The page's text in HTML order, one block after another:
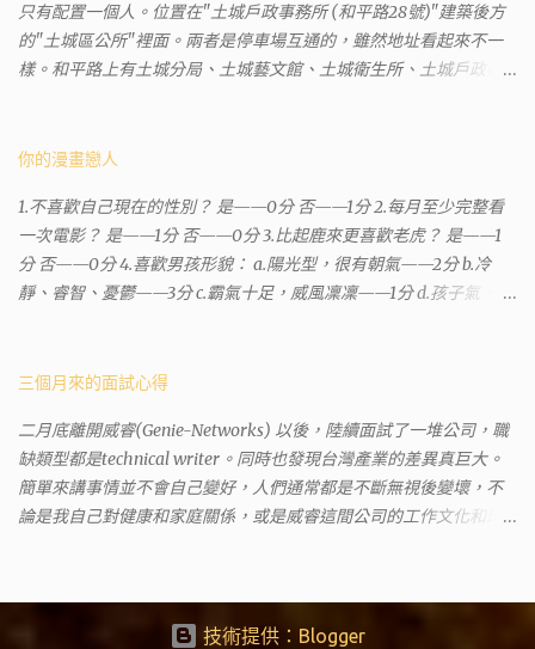
只有配置一個人。位置在"土城戶政事務所 (和平路28號)"建築後方
的"土城區公所"裡面。兩者是停車場互通的，雖然地址看起來不一
樣。和平路上有土城分局、土城藝文館、土城衛生所、土城戶政事
沒有正式的地政事務所，只有地政小而美工作站 ，也已經能處理大
到以後還真嚇了一跳，這一看就有問題。要是我拿著那不被承認、
有問題的幽靈合約恐怕還調不到資源。但我不知道審判時法官會不
會去調閱這些資料。因為沒把握每個法官或檢察官都公正細心，在
案牘勞形中，會願意為了這種小人物受害案件去挖出更大的黑幕。
市板橋地政事務所 )去取得。不過實際到了現場發現還是需要法院的
件的租客。 在這過程中我覺得很像行走於沙漠的求生者，在一個小
綠洲受到指引要繼續往某個方向才能脫離沙漠。當我不幸受到詐騙
的時候，會覺得這社會真的很黑暗，到處都是敗類橫行卻沒有人願
意伸出援手。行政人員對於社會上充滿詐騙被害者也是義憤填膺，
進警局報案卻一籌莫展時，他們是這社會上別的部門裡後來才能支
援你的人。她祝我官司一切順利。 希望政府能把張淑晶一類的惡房
你的漫畫戀人
1.不喜歡自己現在的性別？ 是——0分 否——1分 2.每月至少完整看
一次電影？ 是——1分 否——0分 3.比起鹿來更喜歡老虎？ 是——1
分 否——0分 4.喜歡男孩形貌： a.陽光型，很有朝氣——2分 b.冷
靜、睿智、憂鬱——3分 c.霸氣十足，威風凜凜——1分 d.孩子氣，十
——1分 6.希望戀人的姓氏： a.大眾化——1分 b.罕見，古色古香的複
活動喜歡參加： a.整場籃球比賽——1分 b.打一下午檯球——3分 c.正
式的舞會——4分 d.猜謎或搶答——2分 8.橡皮與立可白，更常用：
橡皮——1分 立可白——0分 9.喜歡下列哪一種顏色搭配： a.紅加黑
——1分 b.金加銀——2分 c.粉加白——4分 d.粉加灰——3分 10.有多
一彥 9分.仙道彰 10分.王天君 11分.邑輝一貴 12分.道明寺司 13分.沖田
總司 14分.由貴瑛里 15分.傑克 16分.酷拉皮卡 17分.吉良朔夜 18分.藤原
三個月來的面試心得
二月底離開威睿(Genie-Networks) 以後，陸續面試了一堆公司，職
缺類型都是technical writer。同時也發現台灣產業的差異真巨大。
簡單來講事情並不會自己變好，人們通常都是不斷無視後變壞，不
論是我自己對健康和家庭關係，或是威睿這間公司的工作文化和環
主管，減少了我會繼續在這間公司浪費掉的生命。) 這個過程其實是
比較倉促的，原因稍後再說。也因為是這樣，所以都是一些三線的
技術提供：Blogger